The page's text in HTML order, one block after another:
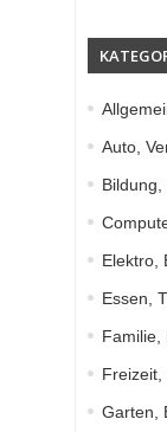
Auto,
Elektro,
Essen,
Familie,
Freizeit,
Garten,